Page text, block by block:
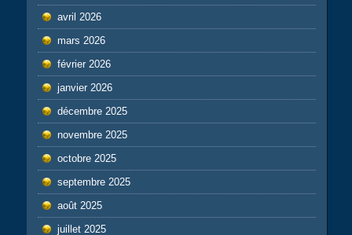
avril 2026
mars 2026
février 2026
janvier 2026
décembre 2025
novembre 2025
octobre 2025
septembre 2025
août 2025
juillet 2025